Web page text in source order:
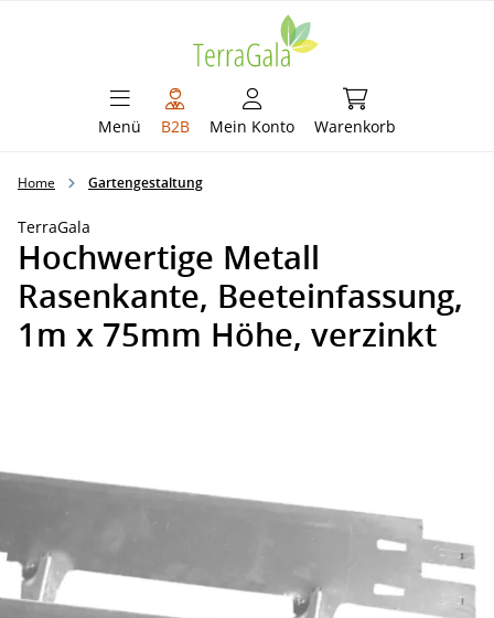
Menü B2B Mein Konto Warenkorb
Warenkorb
Home Gartengestaltung
TerraGala
Hochwertige Metall
Rasenkante, Beeteinfassung,
1m x 75mm Höhe, verzinkt